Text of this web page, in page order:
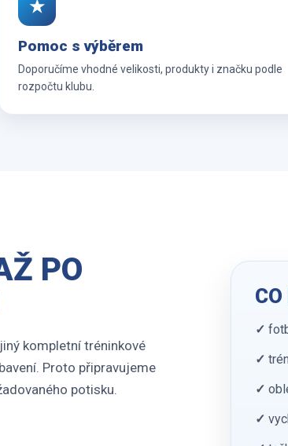
★
Pomoc s výběrem
Doporučíme vhodné velikosti, produkty i značku podle
rozpočtu klubu.
PO
kompletní tréninkové
Proto připravujeme
potisku.
✓
✓
✓
✓